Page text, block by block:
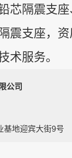
芯隔震支
震支座，
术服务。
公司
基地迎宾大街9号